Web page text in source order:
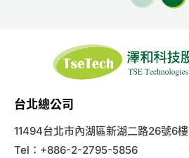
台北總公司
11494台北市內湖區新湖二路26號6樓
Tel：+886-2-2795-5856